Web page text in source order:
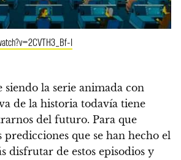
I
siendo la serie animada con
de la historia todavía tiene
del futuro. Para que
predicciones que se han hecho el
disfrutar de estos episodios y